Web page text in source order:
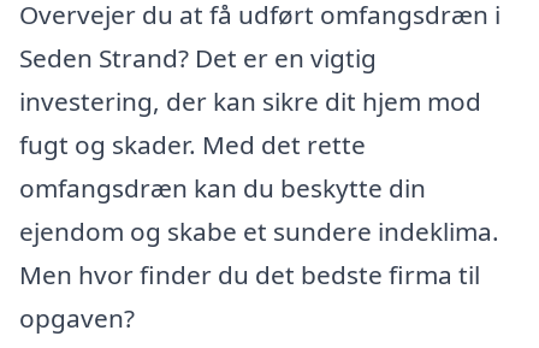
Overvejer du at få udført omfangsdræn i
Seden Strand? Det er en vigtig
investering, der kan sikre dit hjem mod
fugt og skader. Med det rette
omfangsdræn kan du beskytte din
ejendom og skabe et sundere indeklima.
Men hvor finder du det bedste firma til
opgaven?